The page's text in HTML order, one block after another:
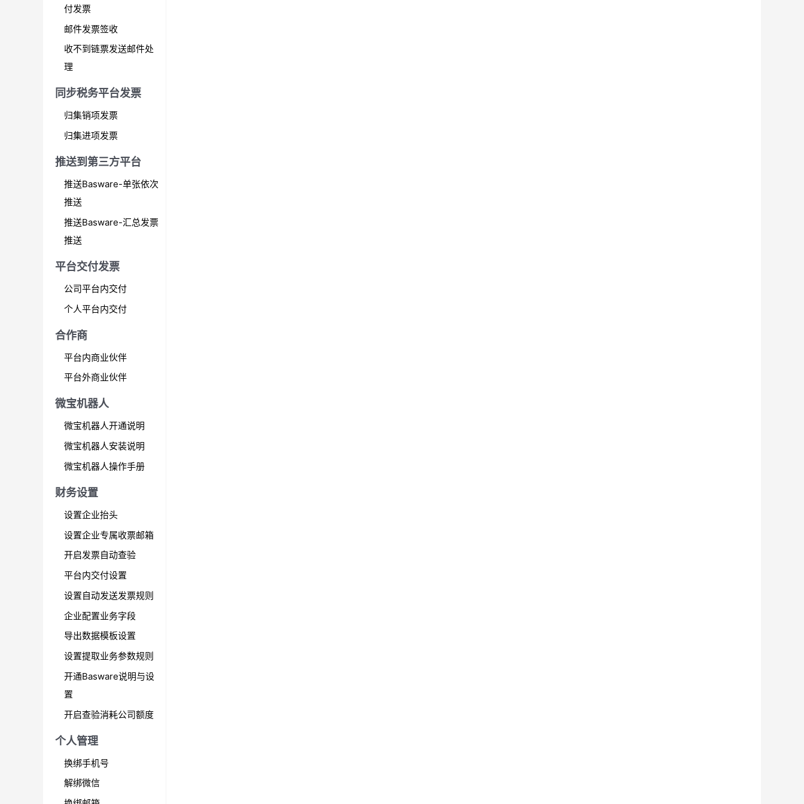
付发票
邮件发票签收
收不到链票发送邮件处
理
同步税务平台发票
归集销项发票
归集进项发票
推送到第三方平台
推送Basware-单张依次
推送
推送Basware-汇总发票
推送
平台交付发票
公司平台内交付
个人平台内交付
合作商
平台内商业伙伴
平台外商业伙伴
微宝机器人
微宝机器人开通说明
微宝机器人安装说明
微宝机器人操作手册
财务设置
设置企业抬头
设置企业专属收票邮箱
开启发票自动查验
平台内交付设置
设置自动发送发票规则
企业配置业务字段
导出数据模板设置
设置提取业务参数规则
开通Basware说明与设
置
开启查验消耗公司额度
个人管理
换绑手机号
解绑微信